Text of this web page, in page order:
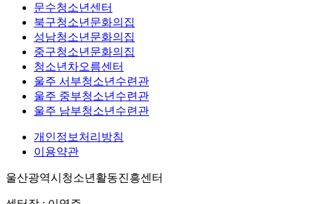
문수청소년센터
북구청소년문화의집
성남청소년문화의집
중구청소년문화의집
청소년차오름센터
울주 서부청소년수련관
울주 중부청소년수련관
울주 남부청소년수련관
개인정보처리방침
이용약관
울산광역시청소년활동진흥센터